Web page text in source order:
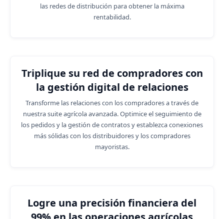
las redes de distribución para obtener la máxima
rentabilidad.
Triplique su red de compradores con
la gestión digital de relaciones
Transforme las relaciones con los compradores a través de
nuestra suite agrícola avanzada. Optimice el seguimiento de
los pedidos y la gestión de contratos y establezca conexiones
más sólidas con los distribuidores y los compradores
mayoristas.
Logre una precisión financiera del